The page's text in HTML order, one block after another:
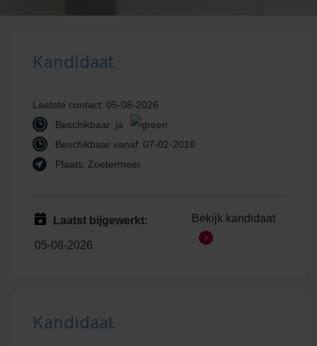
Kandidaat
Laatste contact: 05-08-2026
Beschikbaar: ja
Beschikbaar vanaf: 07-02-2018
Plaats: Zoetermeer
Laatst bijgewerkt:
05-08-2026
Bekijk kandidaat
Kandidaat